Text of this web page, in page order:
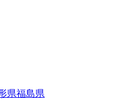
県福島県